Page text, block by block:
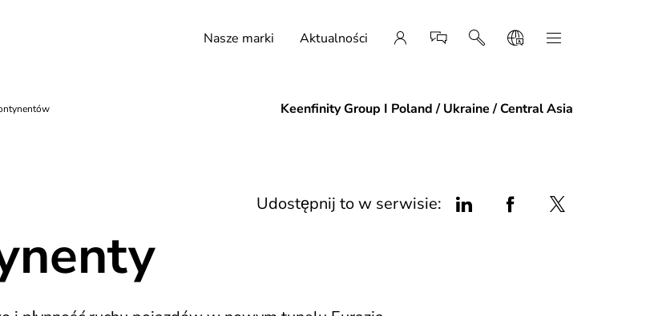
Nasze marki Aktualności
Keenfinity Group I Poland / Ukraine / Central Asia
Udostępnij to w serwisie: